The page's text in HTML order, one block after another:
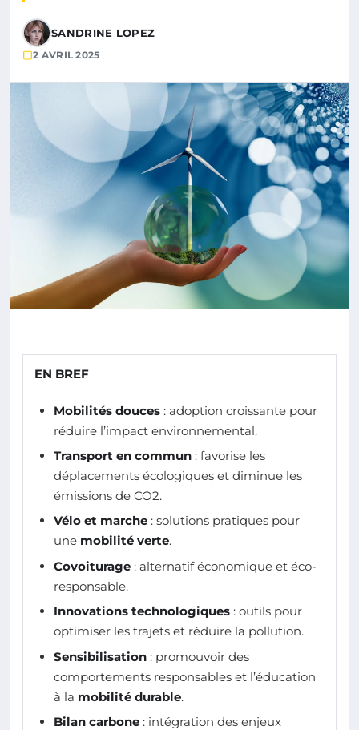
SANDRINE LOPEZ
2 AVRIL 2025
EN BREF
Mobilités douces : adoption croissante pour
réduire l’impact environnemental.
Transport en commun : favorise les
déplacements écologiques et diminue les
émissions de CO2.
Vélo et marche : solutions pratiques pour
une mobilité verte.
Covoiturage : alternatif économique et éco-
responsable.
Innovations technologiques : outils pour
optimiser les trajets et réduire la pollution.
Sensibilisation : promouvoir des
comportements responsables et l’éducation
à la mobilité durable.
Bilan carbone : intégration des enjeux